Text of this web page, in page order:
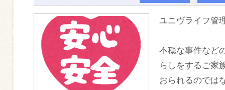
ユニヴライフ管
不穏な事件など
らしをするご家
おられるのでは